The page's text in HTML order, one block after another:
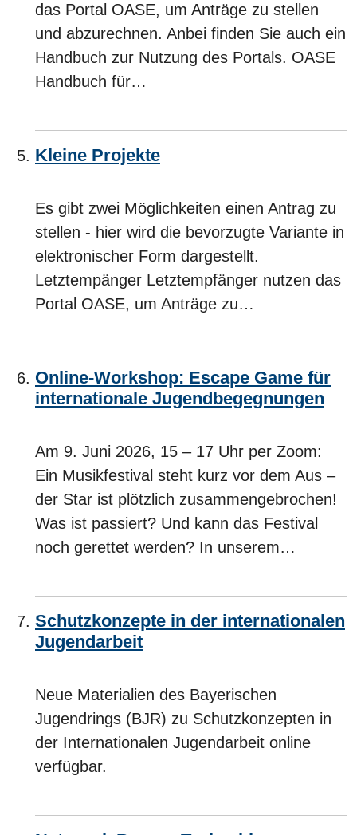
das Portal OASE, um Anträge zu stellen
und abzurechnen. Anbei finden Sie auch ein
Handbuch zur Nutzung des Portals. OASE
Handbuch für…
Kleine Projekte
Es gibt zwei Möglichkeiten einen Antrag zu
stellen - hier wird die bevorzugte Variante in
elektronischer Form dargestellt.
Letztempänger Letztempfänger nutzen das
Portal OASE, um Anträge zu…
Online-Workshop: Escape Game für
internationale Jugendbegegnungen
Am 9. Juni 2026, 15 – 17 Uhr per Zoom:
Ein Musikfestival steht kurz vor dem Aus –
der Star ist plötzlich zusammengebrochen!
Was ist passiert? Und kann das Festival
noch gerettet werden? In unserem…
Schutzkonzepte in der internationalen
Jugendarbeit
Neue Materialien des Bayerischen
Jugendrings (BJR) zu Schutzkonzepten in
der Internationalen Jugendarbeit online
verfügbar.